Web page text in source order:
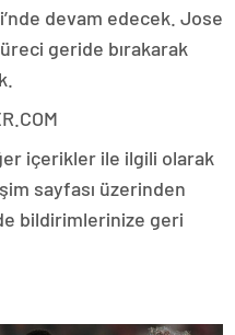
devam edecek. Jose
geride bırakarak
içerikler ile ilgili olarak
sayfası üzerinden
bildirimlerinize geri